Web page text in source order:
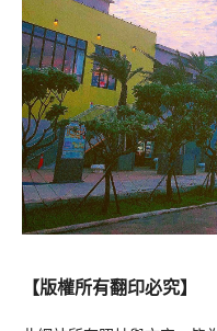
【版權所有翻印必究】